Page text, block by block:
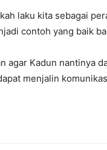
laku kita sebagai
contoh yang baik
agar Kadun nantinya
menjalin